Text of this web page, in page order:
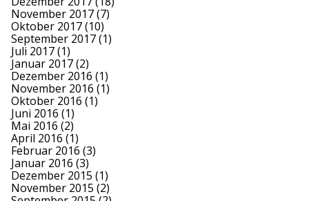
November 2017(7)
Oktober 2017(10)
September 2017(1)
Juli 2017(1)
Januar 2017(2)
Dezember 2016 (1)
November 2016 (1)
Oktober 2016 (1)
Juni 2016 (1)
Mai 2016 (2)
April 2016 (1)
Februar 2016 (3)
Januar 2016 (3)
Dezember 2015 (1)
November 2015 (2)